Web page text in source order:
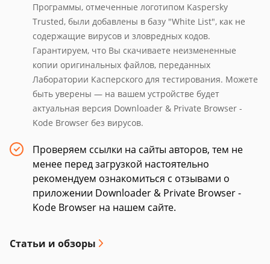
Программы, отмеченные логотипом Kaspersky
Trusted, были добавлены в базу "White List", как не
содержащие вирусов и зловредных кодов.
Гарантируем, что Вы скачиваете неизмененные
копии оригинальных файлов, переданных
Лаборатории Касперского для тестирования. Можете
быть уверены — на вашем устройстве будет
актуальная версия Downloader & Private Browser -
Kode Browser без вирусов.
Проверяем ссылки на сайты авторов, тем не
менее перед загрузкой настоятельно
рекомендуем ознакомиться с отзывами о
приложении Downloader & Private Browser -
Kode Browser на нашем сайте.
Статьи и обзоры